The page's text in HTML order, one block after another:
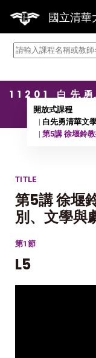
國立清華
11201 白先
憶
開放式課程
白先勇清華文
第5講 徐堰鈴
TITLE
第5講 徐堰
別、文學與
第1節
L5